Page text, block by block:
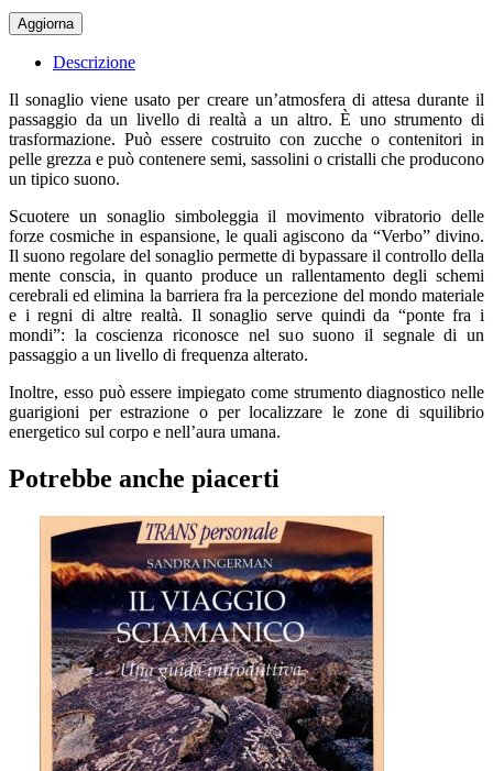
Descrizione
Il sonaglio viene usato per creare un’atmosfera di attesa durante il
passaggio da un livello di realtà a un altro. È uno strumento di
trasformazione. Può essere costruito con zucche o contenitori in
pelle grezza e può contenere semi, sassolini o cristalli che producono
un tipico suono.
Scuotere un sonaglio simboleggia il movimento vibratorio delle
forze cosmiche in espansione, le quali agiscono da “Verbo” divino.
Il suono regolare del sonaglio permette di bypassare il controllo della
mente conscia, in quanto produce un rallentamento degli schemi
cerebrali ed elimina la barriera fra la percezione del mondo materiale
e i regni di altre realtà. Il sonaglio serve quindi da “ponte fra i
mondi”: la coscienza riconosce nel suo suono il segnale di un
passaggio a un livello di frequenza alterato.
Inoltre, esso può essere impiegato come strumento diagnostico nelle
guarigioni per estrazione o per localizzare le zone di squilibrio
energetico sul corpo e nell’aura umana.
Potrebbe anche piacerti